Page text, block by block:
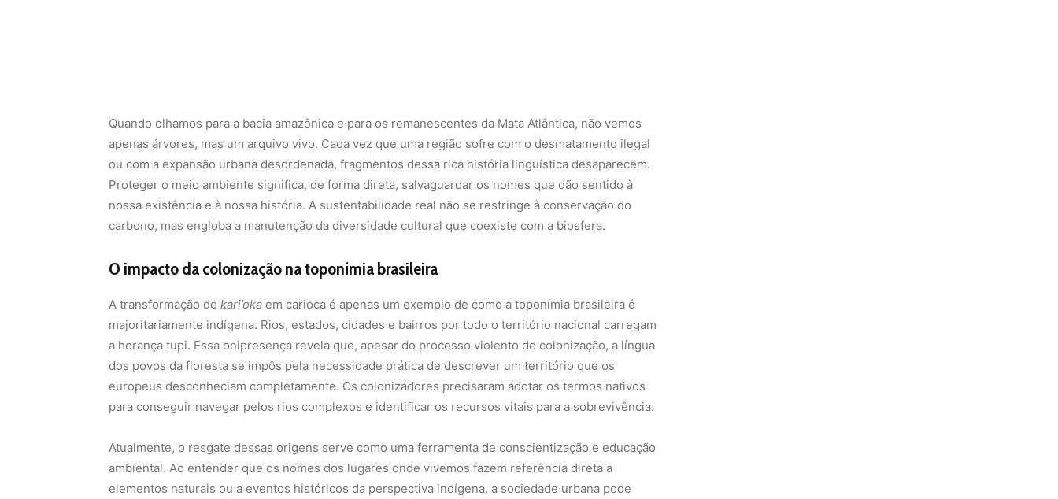
Quando olhamos para a bacia amazônica e para os remanescentes da Mata Atlântica, não vemos
apenas árvores, mas um arquivo vivo. Cada vez que uma região sofre com o desmatamento ilegal
ou com a expansão urbana desordenada, fragmentos dessa rica história linguística desaparecem.
Proteger o meio ambiente significa, de forma direta, salvaguardar os nomes que dão sentido à
nossa existência e à nossa história. A sustentabilidade real não se restringe à conservação do
carbono, mas engloba a manutenção da diversidade cultural que coexiste com a biosfera.
O impacto da colonização na toponímia brasileira
A transformação de kari’oka em carioca é apenas um exemplo de como a toponímia brasileira é
majoritariamente indígena. Rios, estados, cidades e bairros por todo o território nacional carregam
a herança tupi. Essa onipresença revela que, apesar do processo violento de colonização, a língua
dos povos da floresta se impôs pela necessidade prática de descrever um território que os
europeus desconheciam completamente. Os colonizadores precisaram adotar os termos nativos
para conseguir navegar pelos rios complexos e identificar os recursos vitais para a sobrevivência.
Atualmente, o resgate dessas origens serve como uma ferramenta de conscientização e educação
ambiental. Ao entender que os nomes dos lugares onde vivemos fazem referência direta a
elementos naturais ou a eventos históricos da perspectiva indígena, a sociedade urbana pode